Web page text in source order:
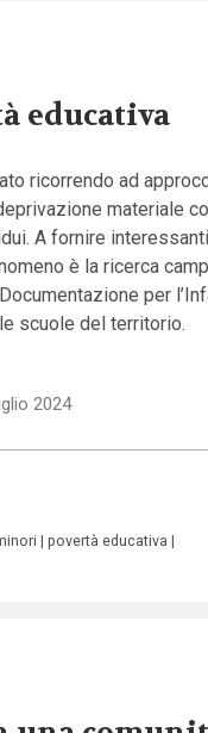
educativa
ricorrendo ad
materiale
A fornire
è la ricerca
per
scuole del territorio.
2024
povertà educativa